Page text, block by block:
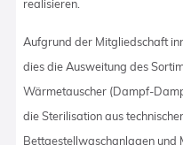
realisieren.
Aufgrund der Mitgliedschaft
dies die Ausweitung des
Wärmetauscher (Dampf-
die Sterilisation aus
Bettgestellwaschanlagen und